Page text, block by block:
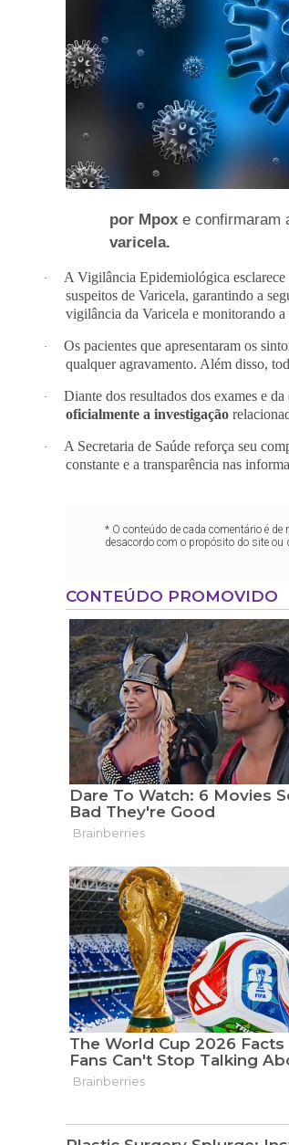
por Mpox e confirmaram
varicela.
·
A Vigilância Epidemiológica esclarece
suspeitos de Varicela, garantindo a
vigilância da Varicela e monitorando a
·
Os pacientes que apresentaram os
qualquer agravamento. Além disso,
· Diante dos resultados dos exames e
oficialmente a investigação
·
A Secretaria de Saúde reforça seu
constante e a transparência nas
* O conteúdo de cada comentário é
desacordo com o propósito do site